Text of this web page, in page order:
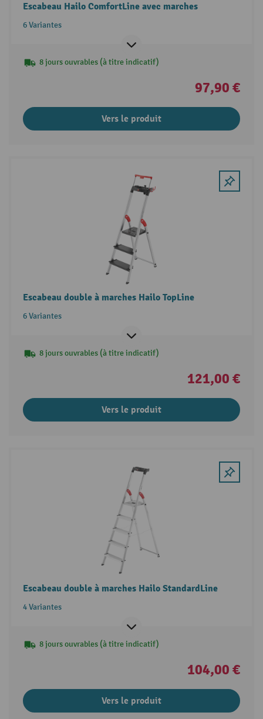
Escabeau Hailo ComfortLine avec marches
6 Variantes
8 jours ouvrables (à titre indicatif)
97,90 €
Vers le produit
Escabeau double à marches Hailo TopLine
6 Variantes
8 jours ouvrables (à titre indicatif)
121,00 €
Vers le produit
Escabeau double à marches Hailo StandardLine
4 Variantes
8 jours ouvrables (à titre indicatif)
104,00 €
Vers le produit